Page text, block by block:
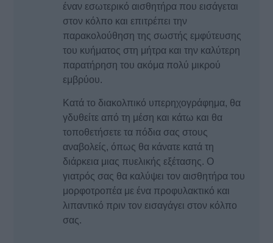
έναν εσωτερικό αισθητήρα που εισάγεται
στον κόλπο και επιτρέπει την
παρακολούθηση της σωστής εμφύτευσης
του κυήματος στη μήτρα και την καλύτερη
παρατήρηση του ακόμα πολύ μικρού
εμβρύου.
Κατά το διακολπικό υπερηχογράφημα, θα
γδυθείτε από τη μέση και κάτω και θα
τοποθετήσετε τα πόδια σας στους
αναβολείς, όπως θα κάνατε κατά τη
διάρκεια μιας πυελικής εξέτασης. Ο
γιατρός σας θα καλύψει τον αισθητήρα του
μορφοτροπέα με ένα προφυλακτικό και
λιπαντικό πριν τον εισαγάγει στον κόλπο
σας.